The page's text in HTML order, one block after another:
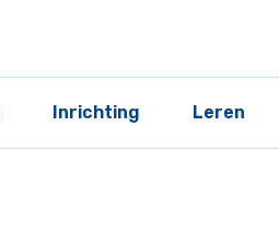
Inrichting Leren